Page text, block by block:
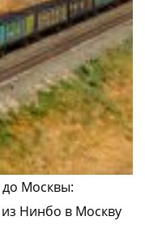
Москвы:
Нинбо в Москву